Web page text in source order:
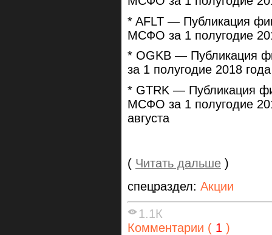
* AFLT — Публикация
МСФО за 1 полугодие
* OGKB — Публикация
за 1 полугодие 2018 года
* GTRK — Публикация
МСФО за 1 полугодие
августа
( Читать дальше )
спецраздел: Акции
1.1К
Комментарии ( 1 )